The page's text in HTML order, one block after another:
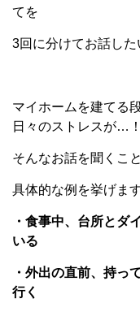
てを
3回に分けてお話し
マイホームを建てる
日々のストレスが…！
そんなお話を聞くこ
具体的な例を挙げます
・食事中、台所とダ
いる
・外出の直前、持っ
行く